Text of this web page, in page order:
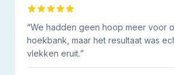
“We hadden geen hoop meer voor
hoekbank, maar het resultaat was
vlekken eruit.”